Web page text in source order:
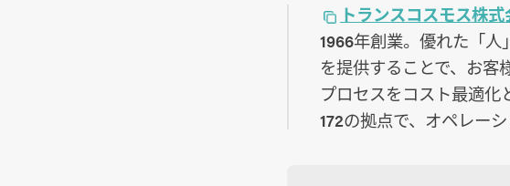
トランスコスモス株式
1966年創業。優れた「
を提供することで、お客
プロセスをコスト最適化
172の拠点で、オペレー